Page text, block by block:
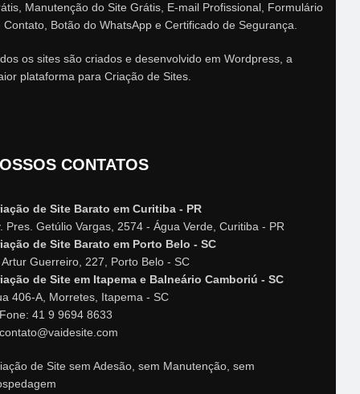
Manutenção do Site Grátis, E-mail Profissional, Formulário
Contato, Botão do WhatsApp e Certificado de Segurança.
os sites são criados e desenvolvido em Wordpress, a
plataforma para Criação de Sites.
CONTATOS
de Site Barato em Curitiba - PR
Pres. Getúlio Vargas, 2574 - Água Verde, Curitiba - PR
de Site Barato em Porto Belo - SC
Artur Guerreiro, 227, Porto Belo - SC
de Site em Itapema e Balneário Camboriú - SC
406-A, Morretes, Itapema - SC
Fone: 41 9 9694 8633
contato@vaidesite.com
de Site sem Adesão, sem Manutenção, sem